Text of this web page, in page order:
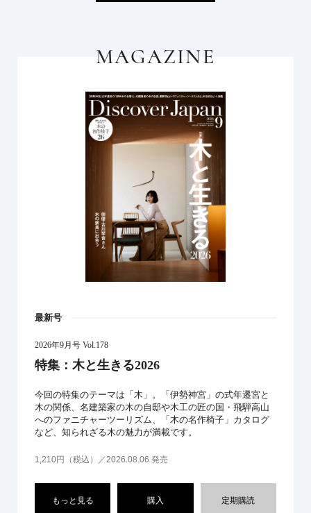
MAGAZINE
最新号
2026年9月号 Vol.178
特集：木と生きる2026
今回の特集のテーマは「木」。「伊勢神宮」の式年遷宮と
木の関係、名建築家の木の自邸や木工の匠の国・飛騨高山
へのファニチャーツーリズム、「木の名作椅子」カタログ
など、知られざる木の魅力が満載です。
1,210円（税込）／2026.08.06 発売
もっと見る 購入 定期購読